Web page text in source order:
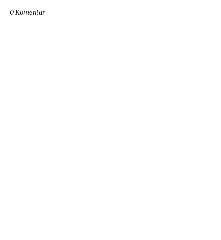
0 Komentar